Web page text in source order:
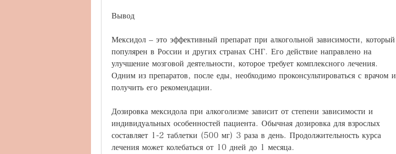
Вывод
Мексидол – это эффективный препарат при алкогольной зависимости, который
популярен в России и других странах СНГ. Его действие направлено на
улучшение мозговой деятельности, которое требует комплексного лечения.
Одним из препаратов, после еды, необходимо проконсультироваться с врачом и
получить его рекомендации.
Дозировка мексидола при алкоголизме зависит от степени зависимости и
индивидуальных особенностей пациента. Обычная дозировка для взрослых
составляет 1-2 таблетки (500 мг) 3 раза в день. Продолжительность курса
лечения может колебаться от 10 дней до 1 месяца.